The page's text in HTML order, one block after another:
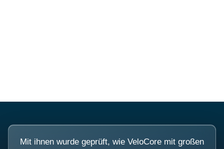
Mit ihnen wurde geprüft, wie VeloCore mit großen